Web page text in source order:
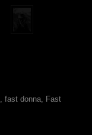
, fast donna, Fast